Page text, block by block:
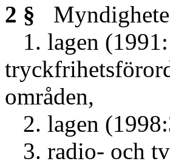
2 §
1. lagen
områden,
2. lagen
3. radio- och